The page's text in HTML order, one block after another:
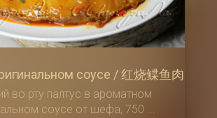
соусе / 红烧鲽鱼肉
во рту палтус в ароматном
соусе от шефа, 750 ...